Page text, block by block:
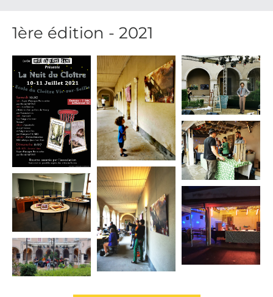
1ère édition - 2021